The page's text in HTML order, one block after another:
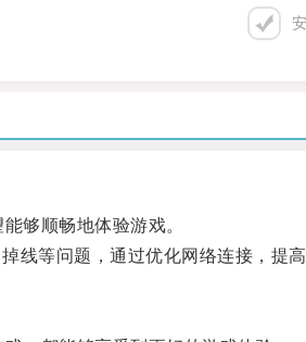
够顺畅地体验游戏。
等问题，通过优化网络连接，提高